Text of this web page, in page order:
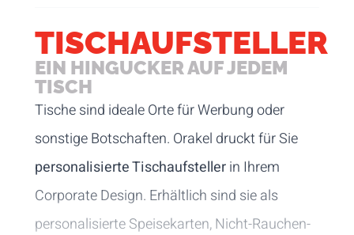
TISCHAUFSTELLER
EIN HINGUCKER AUF JEDEM
TISCH
Tische sind ideale Orte für Werbung oder
sonstige Botschaften. Orakel druckt für Sie
personalisierte Tischaufstellerin Ihrem
Corporate Design. Erhältlich sind sie als
personalisierte Speisekarten, Nicht-Rauchen-